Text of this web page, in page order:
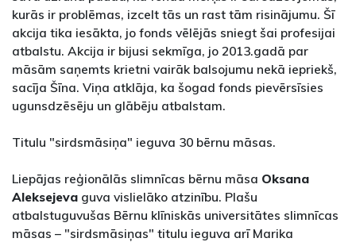
kurās ir problēmas, izcelt tās un rast tām risinājumu. Šī
akcija tika iesākta, jo fonds vēlējās sniegt šai profesijai
atbalstu. Akcija ir bijusi sekmīga, jo 2013.gadā par
māsām saņemts krietni vairāk balsojumu nekā iepriekš,
sacīja Šīna. Viņa atklāja, ka šogad fonds pievērsīsies
ugunsdzēsēju un glābēju atbalstam.
Titulu "sirdsmāsiņa" ieguva 30 bērnu māsas.
Liepājas reģionālās slimnīcas bērnu māsa Oksana
Aleksejeva guva vislielāko atzinību. Plašu
atbalstuguvušas Bērnu klīniskās universitātes slimnīcas
māsas – "sirdsmāsiņas" titulu ieguva arī Marika